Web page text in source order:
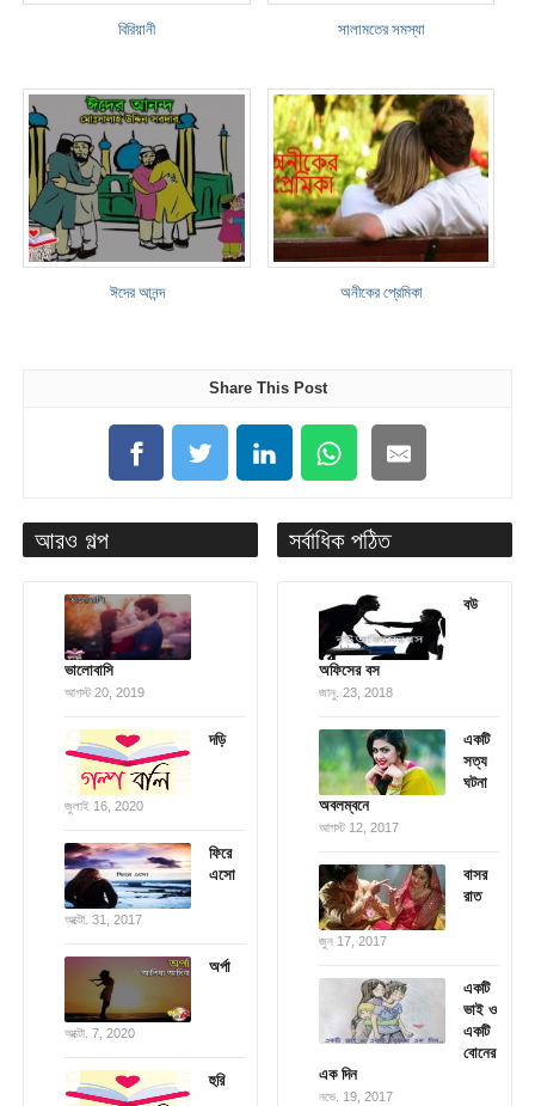
বিরিয়ানী সালামতের সমস্যা
ঈদের আনন্দ অনীকের প্রেমিকা
Share This Post
আরও গল্প
ভালোবাসি
আগস্ট 20, 2019
দড়ি
জুলাই 16, 2020
ফিরে
এসো
অক্টো. 31, 2017
অর্পা
অক্টো. 7, 2020
হুরি
সর্বাধিক পঠিত
বউ
অফিসের বস
জানু. 23, 2018
একটি
সত্য
ঘটনা
অবলম্বনে
আগস্ট 12, 2017
বাসর
রাত
জুন 17, 2017
একটি
ভাই ও
একটি
বোনের
এক দিন
নভে. 19, 2017